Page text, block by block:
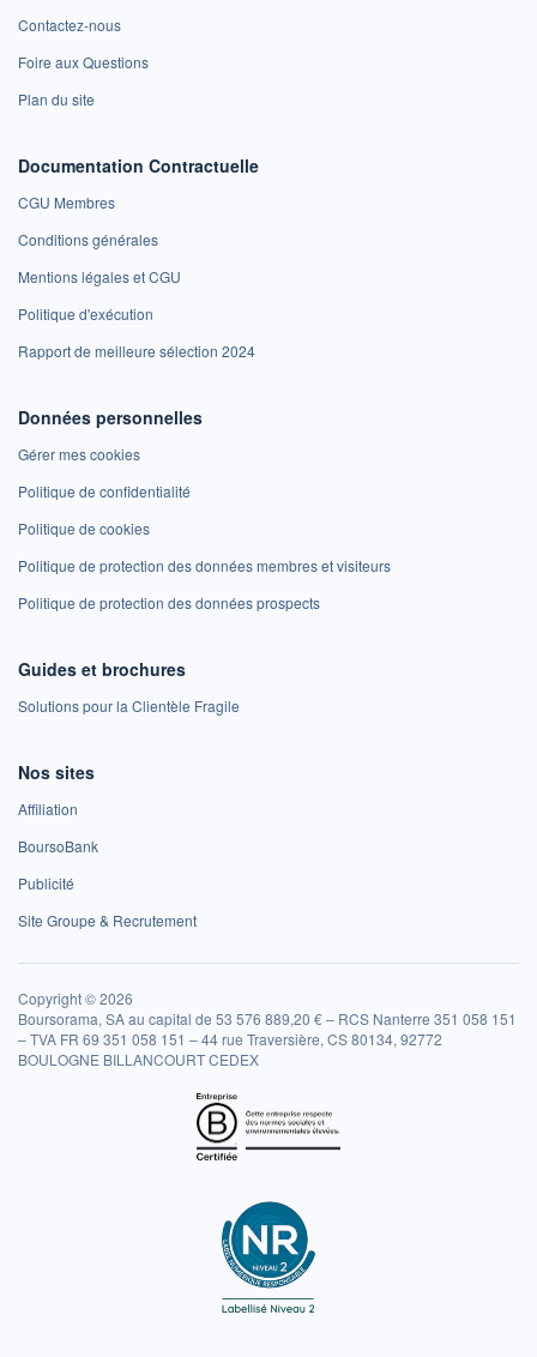
Contactez-nous
Foire aux Questions
Plan du site
Documentation Contractuelle
CGU Membres
Conditions générales
Mentions légales et CGU
Politique d'exécution
Rapport de meilleure sélection 2024
Données personnelles
Gérer mes cookies
Politique de confidentialité
Politique de cookies
Politique de protection des données membres et visiteurs
Politique de protection des données prospects
Guides et brochures
Solutions pour la Clientèle Fragile
Nos sites
Affiliation
BoursoBank
Publicité
Site Groupe & Recrutement
Copyright © 2026
Boursorama, SA au capital de 53 576 889,20 € – RCS Nanterre 351 058 151
– TVA FR 69 351 058 151 – 44 rue Traversière, CS 80134, 92772
BOULOGNE BILLANCOURT CEDEX